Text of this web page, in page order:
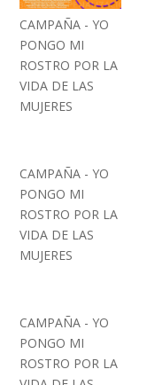
CAMPAÑA - YO
PONGO MI
ROSTRO POR LA
VIDA DE LAS
MUJERES
CAMPAÑA - YO
PONGO MI
ROSTRO POR LA
VIDA DE LAS
MUJERES
CAMPAÑA - YO
PONGO MI
ROSTRO POR LA